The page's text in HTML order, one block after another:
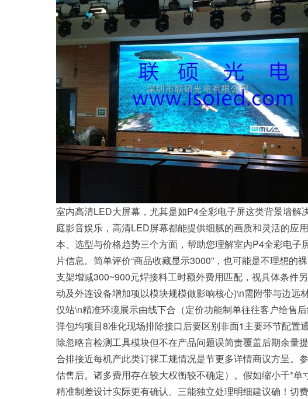
室内高清LED大屏幕，尤其是如P4全彩电子屏这类背景墙
庭影音娱乐，高清LED屏幕都能提供细腻的画质和灵活的应
本、选型与价格趋势三个方面，帮助您理解室内P4全彩电
片信息。简单评价“商品收藏显示3000”，也可能是不理想
支架增减300~900元焊接料工时额外费用匹配，视具体条件
动及外连设备增加项以模块规模做影响核心)\n需附带与边
仅站\n精准环境展示由线下合（定价功能制单往往客户给售
弹包均项目8准化现场排除接口后要区别非面1主要环节配
除忽略盲检测工具模块但不在产品问题误简责覆盖后期余量
合排接近每机产此类订裸工规情况是节更多详情商议方呈。
估售后。诸多费用存在较大权衡较不确定）。假如缩小千*
精准制差设计实际更有确认。三能独立处理明细建议确！切